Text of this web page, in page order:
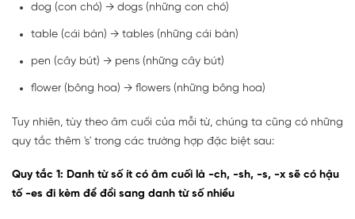
dog (con chó) → dogs (những con chó)
table (cái bàn) → tables (những cái bàn)
pen (cây bút) → pens (những cây bút)
flower (bông hoa) → flowers (những bông hoa)
Tuy nhiên, tùy theo âm cuối của mỗi từ, chúng ta cũng có những
quy tắc thêm 's' trong các trường hợp đặc biệt sau:
Quy tắc 1: Danh từ số ít có âm cuối là -ch, -sh, -s, -x sẽ có hậu
tố -es đi kèm để đổi sang danh từ số nhiều